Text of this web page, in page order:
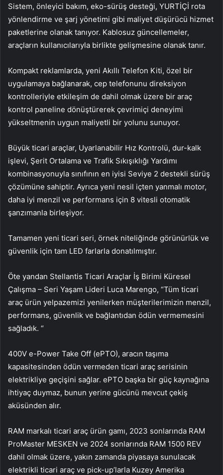
Sistem, önleyici bakım, eko-sürüş desteği, YURTİÇİ rota
yönlendirme ve şarj yönetimi gibi maliyet düşürücü hizmet
paketlerine olanak tanıyor. Kablosuz güncellemeler,
araçların kullanıcılarıyla birlikte gelişmesine olanak tanır.
Kompakt reklamlarda, yeni Akıllı Telefon Kiti, özel bir
uygulamaya bağlanarak, cep telefonunu direksiyon
kontrolleriyle etkileşim de dahil olmak üzere bir araç
kontrol paneline dönüştürerek çevrimiçi deneyimi
yükseltmenin uygun maliyetli bir yolunu sunuyor.
Büyük ticari araçlar, Uyarlanabilir Hız Kontrolü, dur-kalk
işlevi, Şerit Ortalama ve Trafik Sıkışıklığı Yardımı
kombinasyonuyla sınıfının en iyisi Seviye 2 destekli sürüş
çözümüne sahiptir. Ayrıca yeni nesil içten yanmalı motor,
daha iyi menzil ve performans için 8 vitesli otomatik
şanzımanla birleşiyor.
Tamamen yeni ticari seri, örnek niteliğinde görünürlük ve
güvenlik için tam LED farlarla donatılmıştır.
Öte yandan Stellantis Ticari Araçlar İş Birimi Küresel
Çalışma – Seri Yaşam Lideri Luca Marengo, “Tüm ticari
araç ürün yelpazemizi yenilerken müşterilerimizin menzil,
performans, güvenlik ve bağlantıdan ödün vermemesini
sağladık. “
400V e-Power Take Off (ePTO), aracın taşıma
kapasitesinden ödün vermeden ticari araç serisinin
elektrikliye geçişini sağlar. ePTO başka bir güç kaynağına
ihtiyaç duymaz, bunun yerine gücünü mevcut çekiş
aküsünden alır.
RAM markalı ticari araç ürün gamı, 2023 sonlarında RAM
ProMaster MESKEN ve 2024 sonlarında RAM 1500 REV
dahil olmak üzere, yakın zamanda piyasaya sunulacak
elektrikli ticari araç ve pick-up’larla Kuzey Amerika